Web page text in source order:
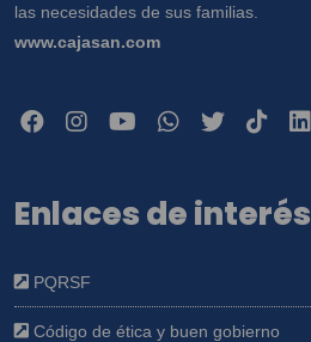
las necesidades de sus familias.
www.cajasan.com
Enlaces de interés
PQRSF
Código de ética y buen gobierno